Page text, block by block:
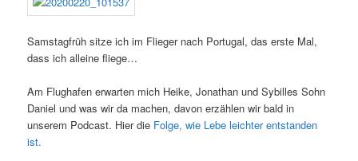
Samstagfrüh sitze ich im Flieger nach Portugal, das erste Mal,
dass ich alleine fliege…
Am Flughafen erwarten mich Heike, Jonathan und Sybilles Sohn
Daniel und was wir da machen, davon erzählen wir bald in
unserem Podcast. Hier die Folge, wie Lebe leichter entstanden
ist.